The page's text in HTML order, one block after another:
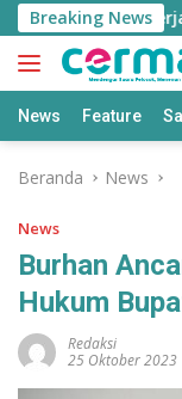
Langsung
ke
konten
Breaking News
Pantau Kinerja
News Feature
Beranda News
News
Burhan
Hukum
Redaksi
25 Oktober 2023